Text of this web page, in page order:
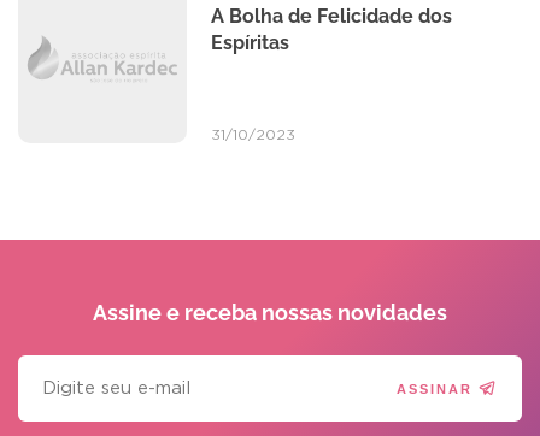
A Bolha de Felicidade dos
Espíritas
31/10/2023
Assine e receba nossas novidades
ASSINAR